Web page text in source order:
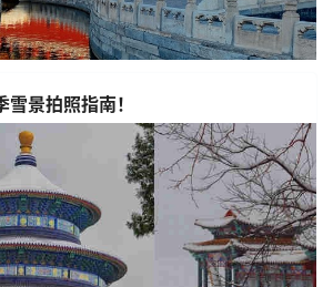
景拍照指南！